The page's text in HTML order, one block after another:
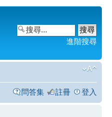
進階搜尋
問答集 註冊 登入